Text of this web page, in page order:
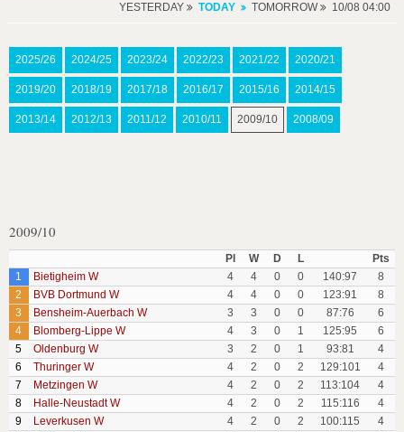
YESTERDAY TODAY TOMORROW 10/08 04:00
2025/26 2024/25 2023/24 2022/23 2021/22 2020/21
2019/20 2018/19 2017/18 2016/17 2015/16 2014/15
2013/14 2012/13 2011/12 2010/11 2009/10 2008/09
2009/10
Pl W D L
Pts
1
Bietigheim W 4 4 0 0 140:97
8
2
BVB Dortmund W 4 4 0 0 123:91
8
3
Bensheim-Auerbach W 3 3 0 0 87:76
6
4
Blomberg-Lippe W 4 3 0 1 125:95
6
5
Oldenburg W 3 2 0 1 93:81
4
6
Thuringer W 4 2 0 2 129:101
4
7
Metzingen W 4 2 0 2 113:104
4
8
Halle-Neustadt W 4 2 0 2 115:116
4
9
Leverkusen W 4 2 0 2 100:115
4